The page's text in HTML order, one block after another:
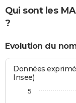
Qui sont les
?
Evolution du
Données
Insee)
5